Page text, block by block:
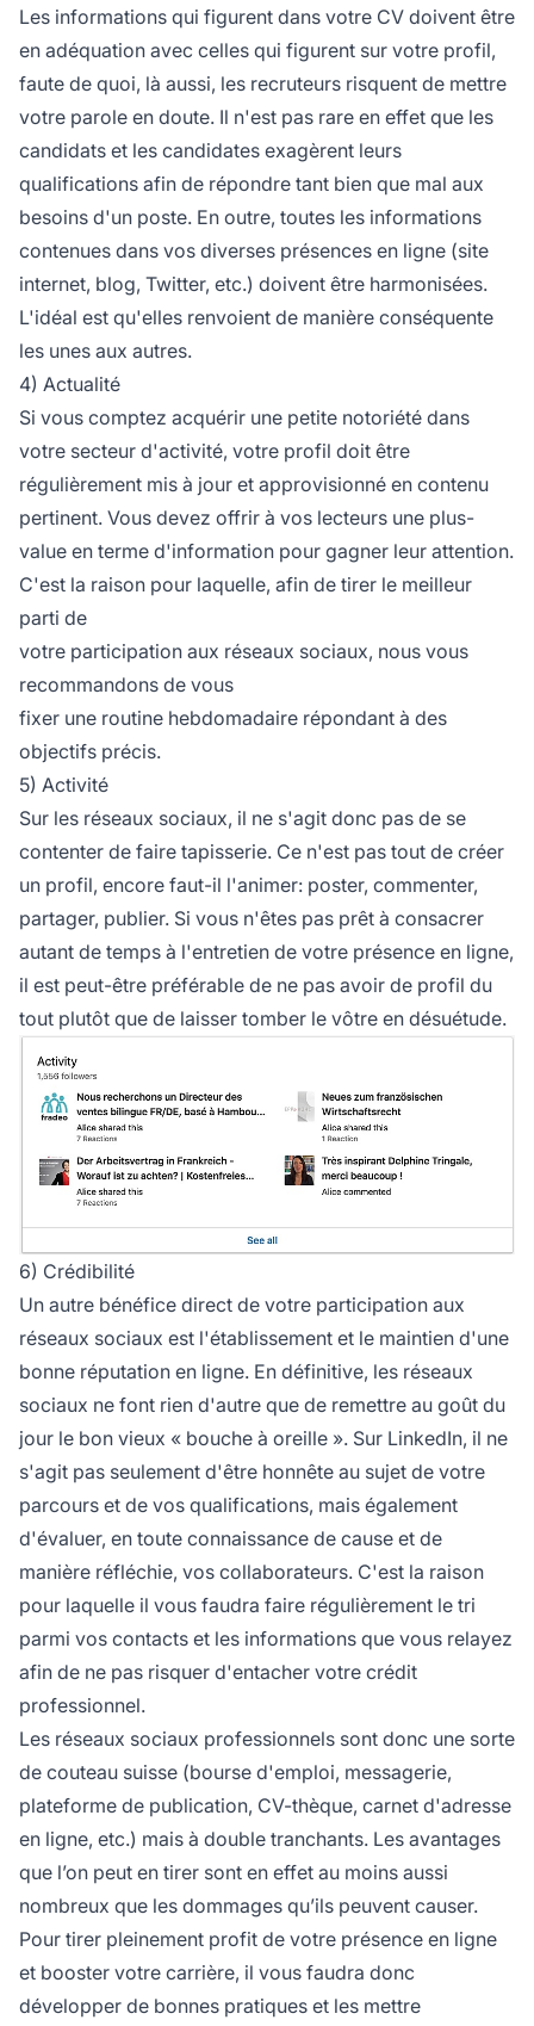
Les informations qui figurent dans votre CV doivent être
en adéquation avec celles qui figurent sur votre profil,
faute de quoi, là aussi, les recruteurs risquent de mettre
votre parole en doute. Il n'est pas rare en effet que les
candidats et les candidates exagèrent leurs
qualifications afin de répondre tant bien que mal aux
besoins d'un poste. En outre, toutes les informations
contenues dans vos diverses présences en ligne (site
internet, blog, Twitter, etc.) doivent être harmonisées.
L'idéal est qu'elles renvoient de manière conséquente
les unes aux autres.
4) Actualité
Si vous comptez acquérir une petite notoriété dans
votre secteur d'activité, votre profil doit être
régulièrement mis à jour et approvisionné en contenu
pertinent. Vous devez offrir à vos lecteurs une plus-
value en terme d'information pour gagner leur attention.
C'est la raison pour laquelle, afin de tirer le meilleur
parti de
votre participation aux réseaux sociaux, nous vous
recommandons de vous
fixer une routine hebdomadaire répondant à des
objectifs précis.
5) Activité
Sur les réseaux sociaux, il ne s'agit donc pas de se
contenter de faire tapisserie. Ce n'est pas tout de créer
un profil, encore faut-il l'animer: poster, commenter,
partager, publier. Si vous n'êtes pas prêt à consacrer
autant de temps à l'entretien de votre présence en ligne,
il est peut-être préférable de ne pas avoir de profil du
tout plutôt que de laisser tomber le vôtre en désuétude.
6) Crédibilité
Un autre bénéfice direct de votre participation aux
réseaux sociaux est l'établissement et le maintien d'une
bonne réputation en ligne. En définitive, les réseaux
sociaux ne font rien d'autre que de remettre au goût du
jour le bon vieux « bouche à oreille ». Sur LinkedIn, il ne
s'agit pas seulement d'être honnête au sujet de votre
parcours et de vos qualifications, mais également
d'évaluer, en toute connaissance de cause et de
manière réfléchie, vos collaborateurs. C'est la raison
pour laquelle il vous faudra faire régulièrement le tri
parmi vos contacts et les informations que vous relayez
afin de ne pas risquer d'entacher votre crédit
professionnel.
Les réseaux sociaux professionnels sont donc une sorte
de couteau suisse (bourse d'emploi, messagerie,
plateforme de publication, CV-thèque, carnet d'adresse
en ligne, etc.) mais à double tranchants. Les avantages
que l’on peut en tirer sont en effet au moins aussi
nombreux que les dommages qu’ils peuvent causer.
Pour tirer pleinement profit de votre présence en ligne
et booster votre carrière, il vous faudra donc
développer de bonnes pratiques et les mettre